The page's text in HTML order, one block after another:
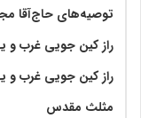
توصیه‌های حاج‌آقا
راز کین جویی غرب و
راز کین جویی غرب و
مثلث مقدس